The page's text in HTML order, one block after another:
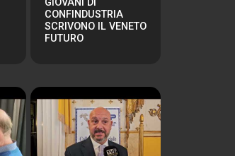
CONFINDUSTRIA
SCRIVONO IL VENETO
FUTURO